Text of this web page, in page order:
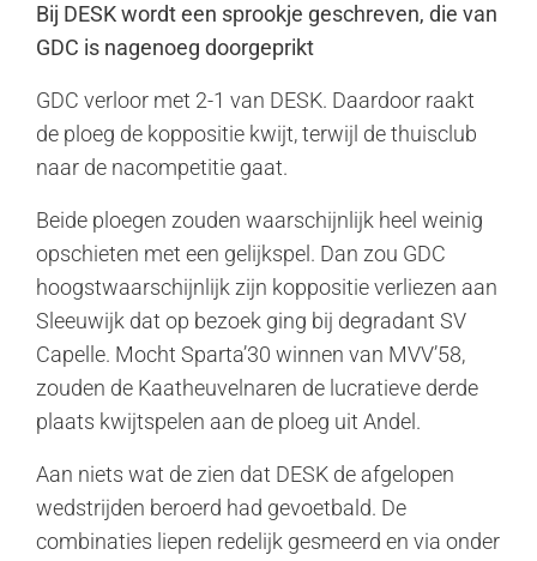
Bij DESK wordt een sprookje geschreven, die van
GDC is nagenoeg doorgeprikt
GDC verloor met 2-1 van DESK. Daardoor raakt
de ploeg de koppositie kwijt, terwijl de thuisclub
naar de nacompetitie gaat.
Beide ploegen zouden waarschijnlijk heel weinig
opschieten met een gelijkspel. Dan zou GDC
hoogstwaarschijnlijk zijn koppositie verliezen aan
Sleeuwijk dat op bezoek ging bij degradant SV
Capelle. Mocht Sparta’30 winnen van MVV’58,
zouden de Kaatheuvelnaren de lucratieve derde
plaats kwijtspelen aan de ploeg uit Andel.
Aan niets wat de zien dat DESK de afgelopen
wedstrijden beroerd had gevoetbald. De
combinaties liepen redelijk gesmeerd en via onder